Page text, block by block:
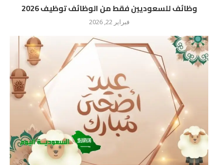
وظائف للسعوديين فقط من الوظائف توظيف 2026
فبراير 22, 2026